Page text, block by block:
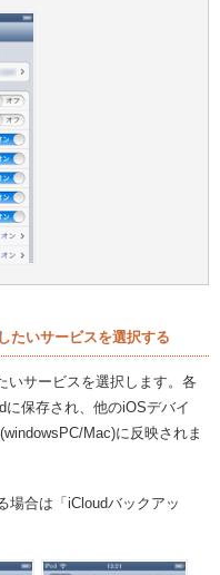
たいサービスを選択する
いサービスを選択します。各
保存され、他のiOSデバイ
Mac)に反映されま
場合は「iCloudバックアッ